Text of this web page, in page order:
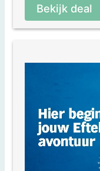
Bekijk deal